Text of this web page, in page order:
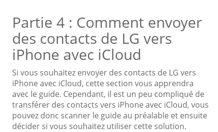
Partie 4 : Comment envoyer
des contacts de LG vers
iPhone avec iCloud
Si vous souhaitez envoyer des contacts de LG vers
iPhone avec iCloud, cette section vous apprendra
avec le guide. Cependant, il est un peu compliqué de
transférer des contacts vers iPhone avec iCloud, vous
pouvez donc scanner le guide au préalable et ensuite
décider si vous souhaitez utiliser cette solution.